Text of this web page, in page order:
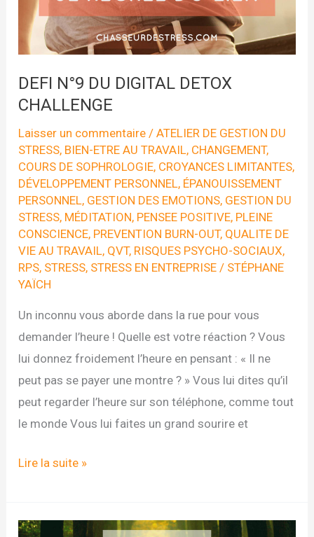
DEFI N°9 DU DIGITAL DETOX
CHALLENGE
Laisser un commentaire /ATELIER DE GESTION DU
STRESS, BIEN-ETRE AU TRAVAIL, CHANGEMENT,
COURS DE SOPHROLOGIE, CROYANCES LIMITANTES,
DÉVELOPPEMENT PERSONNEL, ÉPANOUISSEMENT
PERSONNEL, GESTION DES EMOTIONS, GESTION DU
STRESS, MÉDITATION, PENSEE POSITIVE, PLEINE
CONSCIENCE, PREVENTION BURN-OUT, QUALITE DE
VIE AU TRAVAIL, QVT, RISQUES PSYCHO-SOCIAUX,
RPS, STRESS, STRESS EN ENTREPRISE / STÉPHANE
YAÏCH
Un inconnu vous aborde dans la rue pour vous
demander l’heure ! Quelle est votre réaction ? Vous
lui donnez froidement l’heure en pensant : « Il ne
peut pas se payer une montre ? » Vous lui dites qu’il
peut regarder l’heure sur son téléphone, comme tout
le monde Vous lui faites un grand sourire et
DEFI
DIGITAL
Lire la suite »